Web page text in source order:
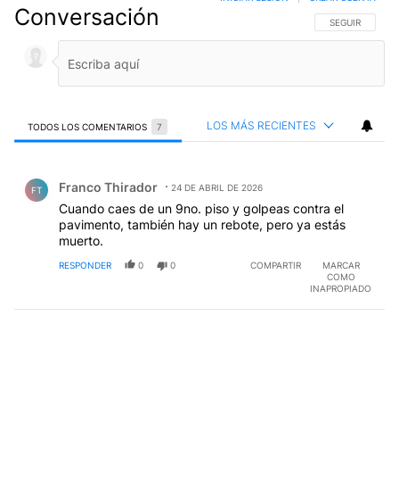
Conversación SIGA ESTA
SEGUIR
TODOS LOS COMENTARIOS 7 LOS MÁS RECIENTES
FT Franco Thirador 24 DE ABRIL DE 2026
Cuando caes de un 9no. piso y golpeas contra el
pavimento, también hay un rebote, pero ya estás
muerto.
RESPONDER 0 0 COMPARTIR
MARCAR
COMO
INAPROPIADO